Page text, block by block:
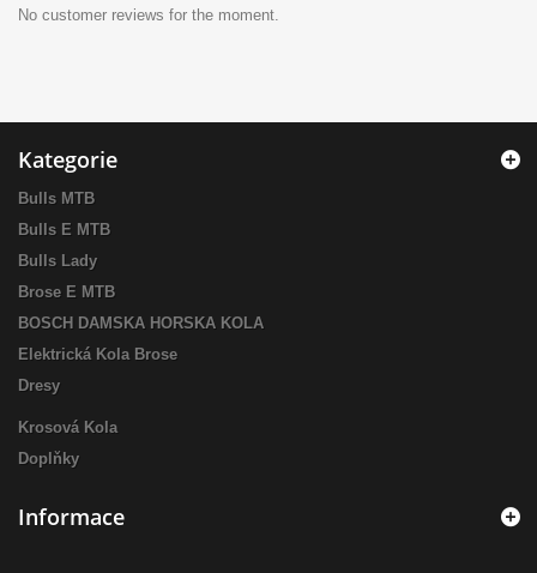
No customer reviews for the moment.
Kategorie
Bulls MTB
Bulls E MTB
Bulls Lady
Brose E MTB
BOSCH DAMSKA HORSKA KOLA
Elektrická Kola Brose
Dresy
Krosová Kola
Doplňky
Informace